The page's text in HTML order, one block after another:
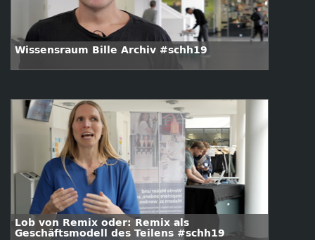
Wissensraum Bille Archiv #schh19
Lob von Remix oder: Remix als
Geschäftsmodell des Teilens #schh19